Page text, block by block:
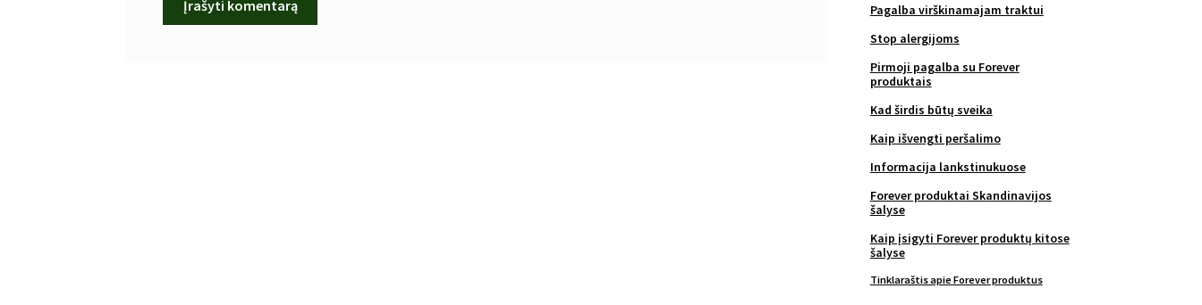
Pagalba virškinamajam traktui
Stop alergijoms
Pirmoji pagalba su Forever
produktais
Kad širdis būtų sveika
Kaip išvengti peršalimo
Informacija lankstinukuose
Forever produktai Skandinavijos
šalyse
Kaip įsigyti Forever produktų kitose
šalyse
Tinklaraštis apie Forever produktus